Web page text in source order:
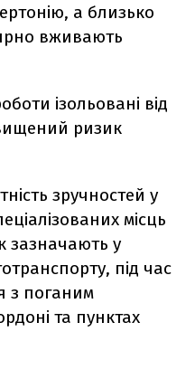
а близько
вживають
ізольовані від
ризик
зручностей у
місць
зазначають у
під час
з поганим
та пунктах